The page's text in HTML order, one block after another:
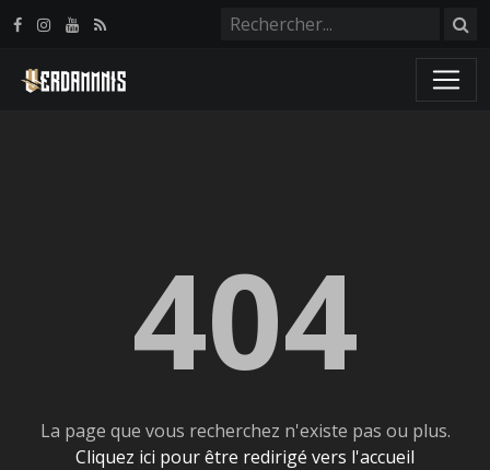
404
La page que vous recherchez n'existe pas ou plus.
Cliquez ici pour être redirigé vers l'accueil
Panneau de gestion des cookies